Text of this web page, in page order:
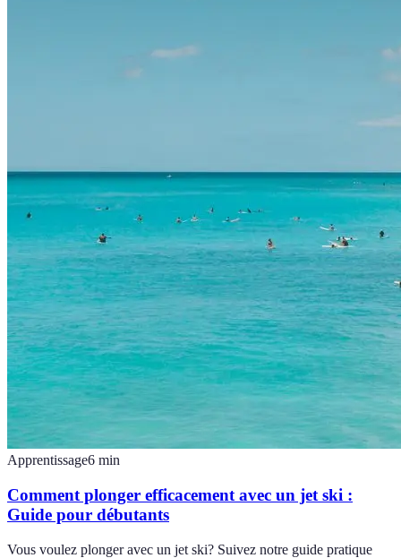
Apprentissage6 min
Comment plonger efficacement avec un jet ski :
Guide pour débutants
Vous voulez plonger avec un jet ski? Suivez notre guide pratique